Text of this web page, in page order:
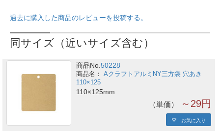
過去に購入した商品のレビューを投稿する。
同サイズ（近いサイズ含む）
商品No.50228
AクラフトアルミNY三方袋 穴あき
110×125
110×125mm
単価 ～29円
お気に入り